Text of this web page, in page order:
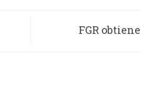
FGR obtiene